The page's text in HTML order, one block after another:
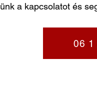
a kapcsolatot és
06 1